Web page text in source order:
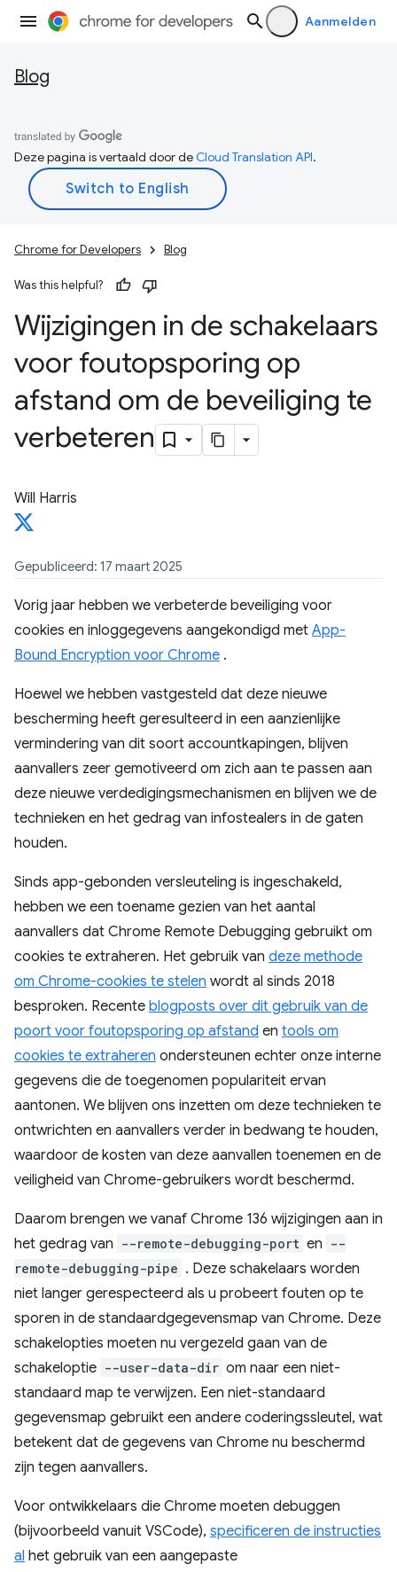
Aanmelden
Blog
Deze pagina is vertaald door deCloud Translation API.
Chrome for Developers Blog
Was this helpful?
Wijzigingen in de schakelaars
voor foutopsporing op
afstand om de beveiliging te
verbeteren
Will Harris
Gepubliceerd: 17 maart 2025
Vorig jaar hebben we verbeterde beveiliging voor
cookies en inloggegevens aangekondigd met App-
Bound Encryption voor Chrome .
Hoewel we hebben vastgesteld dat deze nieuwe
bescherming heeft geresulteerd in een aanzienlijke
vermindering van dit soort accountkapingen, blijven
aanvallers zeer gemotiveerd om zich aan te passen aan
deze nieuwe verdedigingsmechanismen en blijven we de
technieken en het gedrag van infostealers in de gaten
houden.
Sinds app-gebonden versleuteling is ingeschakeld,
hebben we een toename gezien van het aantal
aanvallers dat Chrome Remote Debugging gebruikt om
cookies te extraheren. Het gebruik van deze methode
om Chrome-cookies te stelen wordt al sinds 2018
besproken. Recente blogposts over dit gebruik van de
poort voor foutopsporing op afstand en tools om
cookies te extraheren ondersteunen echter onze interne
gegevens die de toegenomen populariteit ervan
aantonen. We blijven ons inzetten om deze technieken te
ontwrichten en aanvallers verder in bedwang te houden,
waardoor de kosten van deze aanvallen toenemen en de
veiligheid van Chrome-gebruikers wordt beschermd.
Daarom brengen we vanaf Chrome 136 wijzigingen aan in
het gedrag van --remote-debugging-port en --
remote-debugging-pipe . Deze schakelaars worden
niet langer gerespecteerd als u probeert fouten op te
sporen in de standaardgegevensmap van Chrome. Deze
schakelopties moeten nu vergezeld gaan van de
schakeloptie --user-data-dir om naar een niet-
standaard map te verwijzen. Een niet-standaard
gegevensmap gebruikt een andere coderingssleutel, wat
betekent dat de gegevens van Chrome nu beschermd
zijn tegen aanvallers.
Voor ontwikkelaars die Chrome moeten debuggen
(bijvoorbeeld vanuit VSCode), specificeren de instructies
al het gebruik van een aangepaste